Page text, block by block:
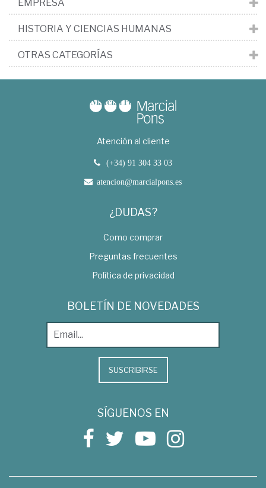
EMPRESA
HISTORIA Y CIENCIAS HUMANAS
OTRAS CATEGORÍAS
Atención al cliente
(+34) 91 304 33 03
atencion@marcialpons.es
¿DUDAS?
Como comprar
Preguntas frecuentes
Política de privacidad
BOLETÍN DE NOVEDADES
SUSCRIBIRSE
SÍGUENOS EN